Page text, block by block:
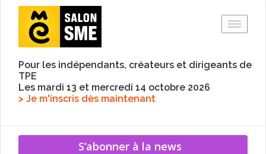
Pour les indépendants, créateurs et dirigeants de
TPE
Les mardi 13 et mercredi 14 octobre 2026
> Je m'inscris dès maintenant
S’abonner à la news